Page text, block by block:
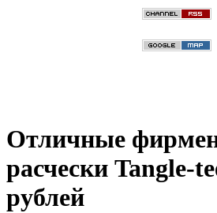
Отличные
расчески Tangle-
рублей